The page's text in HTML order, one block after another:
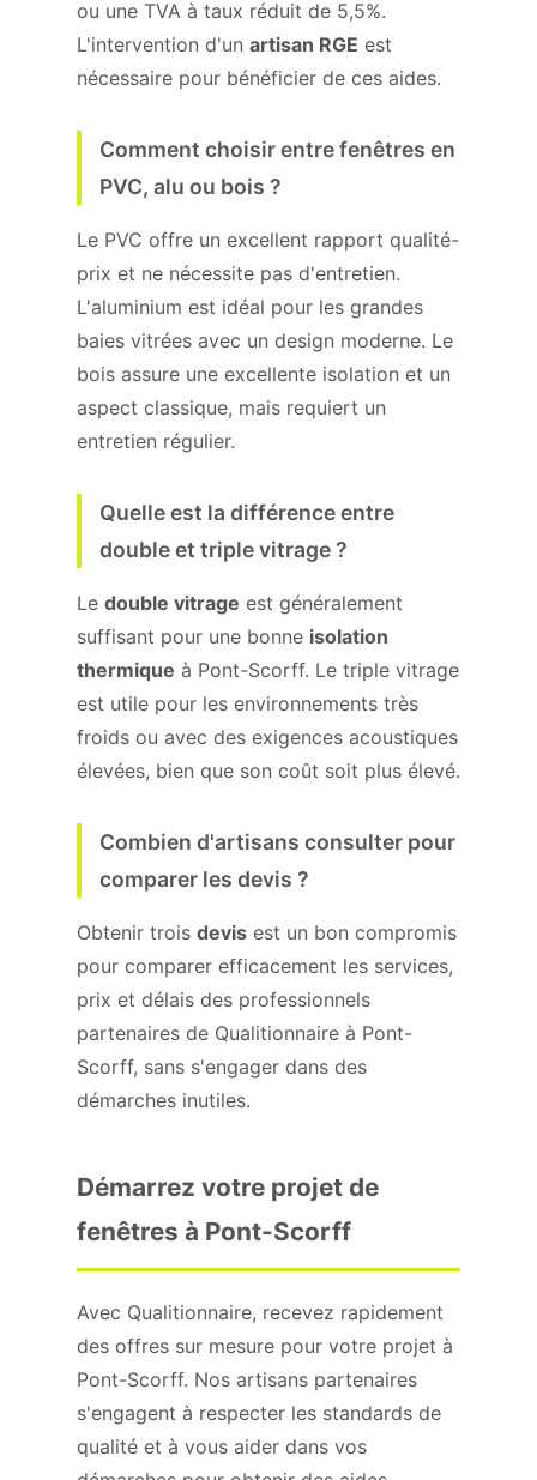
ou une TVA à taux réduit de 5,5%.
L'intervention d'un artisan RGE est
nécessaire pour bénéficier de ces aides.
Comment choisir entre fenêtres en
PVC, alu ou bois ?
Le PVC offre un excellent rapport qualité-
prix et ne nécessite pas d'entretien.
L'aluminium est idéal pour les grandes
baies vitrées avec un design moderne. Le
bois assure une excellente isolation et un
aspect classique, mais requiert un
entretien régulier.
Quelle est la différence entre
double et triple vitrage ?
Le double vitrage est généralement
suffisant pour une bonne isolation
thermique à Pont-Scorff. Le triple vitrage
est utile pour les environnements très
froids ou avec des exigences acoustiques
élevées, bien que son coût soit plus élevé.
Combien d'artisans consulter pour
comparer les devis ?
Obtenir trois devis est un bon compromis
pour comparer efficacement les services,
prix et délais des professionnels
partenaires de Qualitionnaire à Pont-
Scorff, sans s'engager dans des
démarches inutiles.
Démarrez votre projet de
fenêtres à Pont-Scorff
Avec Qualitionnaire, recevez rapidement
des offres sur mesure pour votre projet à
Pont-Scorff. Nos artisans partenaires
s'engagent à respecter les standards de
qualité et à vous aider dans vos